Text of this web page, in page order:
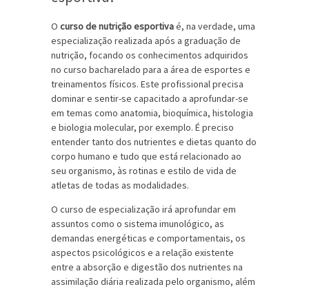
O curso de nutrição esportivaé, na verdade, uma
especialização realizada após a graduação de
nutrição, focando os conhecimentos adquiridos
no curso bacharelado para a área de esportes e
treinamentos físicos. Este profissional precisa
dominar e sentir-se capacitado a aprofundar-se
em temas como anatomia, bioquímica, histologia
e biologia molecular, por exemplo. É preciso
entender tanto dos nutrientes e dietas quanto do
corpo humano e tudo que está relacionado ao
seu organismo, às rotinas e estilo de vida de
atletas de todas as modalidades.
O curso de especialização irá aprofundar em
assuntos como o sistema imunológico, as
demandas energéticas e comportamentais, os
aspectos psicológicos e a relação existente
entre a absorção e digestão dos nutrientes na
assimilação diária realizada pelo organismo, além